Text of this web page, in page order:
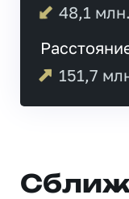
48,1
151,7